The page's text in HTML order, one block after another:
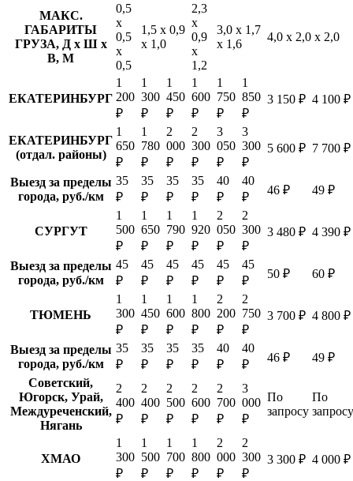
МАКС.
ГАБАРИТЫ
ГРУЗА, Д х Ш х
В, М
0,5
х
0,5
х
0,5
1,5 х 0,9
х 1,0
2,3
х
0,9
х
1,2
3,0 х 1,7
х 1,6
4,0 х 2,0 х 2,0
ЕКАТЕРИНБУРГ
1
200
₽
1
300
₽
1
450
₽
1
600
₽
1
750
₽
1
850
₽
3 150 ₽ 4 100 ₽
ЕКАТЕРИНБУРГ
(отдал. районы)
1
650
₽
1
780
₽
2
000
₽
2
300
₽
3
050
₽
3
300
₽
5 600 ₽ 7 700 ₽
Выезд за пределы
города, руб./км
35
₽
35
₽
35
₽
35
₽
40
₽
40
₽
46 ₽ 49 ₽
СУРГУТ
1
500
₽
1
650
₽
1
790
₽
1
920
₽
2
050
₽
2
300
₽
3 480 ₽ 4 390 ₽
Выезд за пределы
города, руб./км
45
₽
45
₽
45
₽
45
₽
45
₽
45
₽
50 ₽ 60 ₽
ТЮМЕНЬ
1
300
₽
1
450
₽
1
600
₽
1
800
₽
2
200
₽
2
750
₽
3 700 ₽ 4 800 ₽
Выезд за пределы
города, руб./км
35
₽
35
₽
35
₽
35
₽
40
₽
40
₽
46 ₽
49 ₽
Советский,
Югорск, Урай,
Междуреченский,
Нягань
2
400
₽
2
400
₽
2
500
₽
2
600
₽
2
700
₽
3
000
₽
По
запросу
По
запросу
ХМАО
1
300
₽
1
500
₽
1
700
₽
1
800
₽
2
000
₽
2
300
₽
3 300 ₽ 4 000 ₽